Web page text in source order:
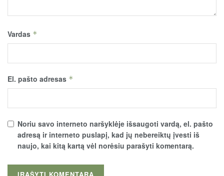
Vardas *
El. pašto adresas *
Noriu savo interneto naršyklėje išsaugoti vardą, el. pašto
adresą ir interneto puslapį, kad jų nebereiktų įvesti iš
naujo, kai kitą kartą vėl norėsiu parašyti komentarą.